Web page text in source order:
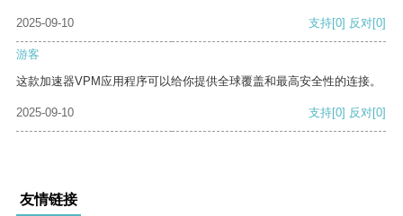
2025-09-10 支持[0] 反对[0]
游客
这款加速器VPM应用程序可以给你提供全球覆盖和最高安全性的连接。
2025-09-10 支持[0] 反对[0]
友情链接